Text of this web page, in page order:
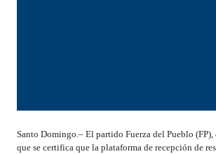
Santo Domingo.– El partido Fuerza del Pueblo
que se certifica que la plataforma de recepción de